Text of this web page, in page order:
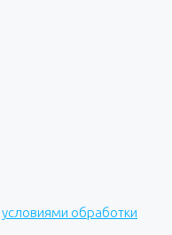
условиями обработки